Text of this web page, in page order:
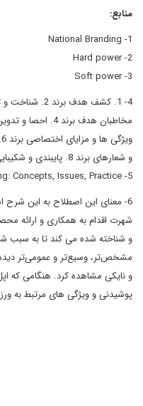
منابع:
1- National Branding
2- Hard power
3- Soft power
و شعارهای برند 8. پایبندی و شکیبایی در قبال روند معرفی برند و مسیر برندسازی
5- Simon Anholt,(2007).Nation Branding: Concepts, Issues, Practice
6- معنای این اصطلاح به این
شهرت اقدام به همکاری و ارائه
و شناخته شده می کند تا به سبب
مشخص‌تر، وسیع‌تر و عمومی‌تر
و نایکی مشاهده کرد. هنگامی که
پوشیدنی و ویژگی های مرتبط به